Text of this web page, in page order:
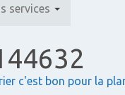
services
c'est bon pour la